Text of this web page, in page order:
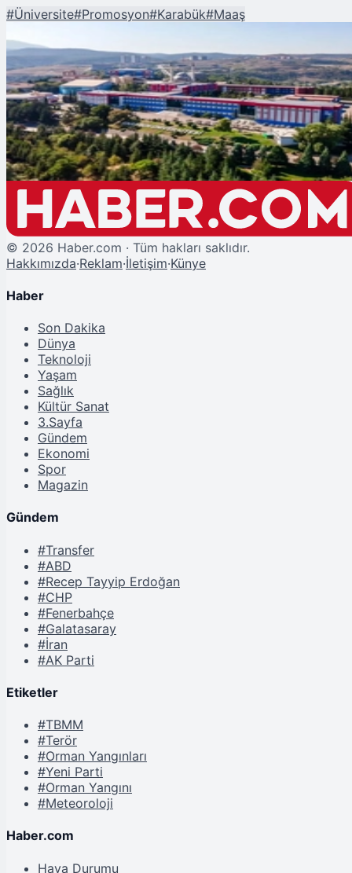
#Üniversite#Promosyon#Karabük#Maaş
Şu An Okunan
100 Bin TL Maaş Promosyonu Müjdesi
© 2026 Haber.com · Tüm hakları saklıdır.
Hakkımızda·Reklam·İletişim·Künye
Haber
Son Dakika
Dünya
Teknoloji
Yaşam
Sağlık
Kültür Sanat
3.Sayfa
Gündem
Ekonomi
Spor
Magazin
Gündem
#Transfer
#ABD
#Recep Tayyip Erdoğan
#CHP
#Fenerbahçe
#Galatasaray
#İran
#AK Parti
Etiketler
#TBMM
#Terör
#Orman Yangınları
#Yeni Parti
#Orman Yangını
#Meteoroloji
Haber.com
Hava Durumu